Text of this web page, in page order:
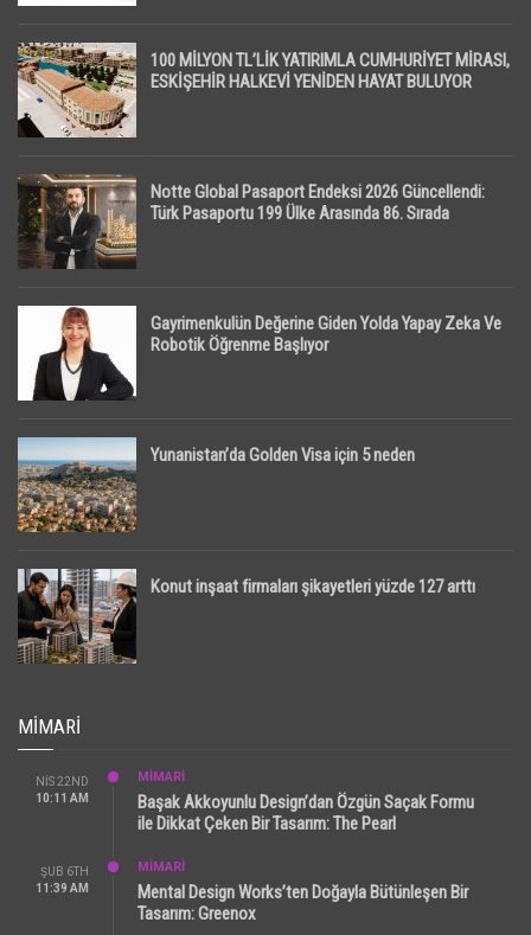
100 MİLYON TL’LİK YATIRIMLA CUMHURİYET MİRASI,
ESKİŞEHİR HALKEVİ YENİDEN HAYAT BULUYOR
Notte Global Pasaport Endeksi 2026 Güncellendi:
Türk Pasaportu 199 Ülke Arasında 86. Sırada
Gayrimenkulün Değerine Giden Yolda Yapay Zeka Ve
Robotik Öğrenme Başlıyor
Yunanistan’da Golden Visa için 5 neden
Konut inşaat firmaları şikayetleri yüzde 127 arttı
MIMARI
NIS 22ND
10:11 AM
MİMARİ
Başak Akkoyunlu Design’dan Özgün Saçak Formu
ile Dikkat Çeken Bir Tasarım: The Pearl
ŞUB 6TH
11:39 AM
MİMARİ
Mental Design Works’ten Doğayla Bütünleşen Bir
Tasarım: Greenox